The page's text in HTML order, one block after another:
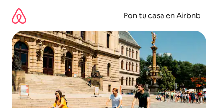
contenido
Pon tu casa en Airbnb